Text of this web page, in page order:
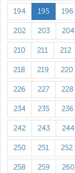
194 195 196
202 203 204
210 211 212
218 219 220
226 227 228
234 235 236
242 243 244
250 251 252
258 259 260